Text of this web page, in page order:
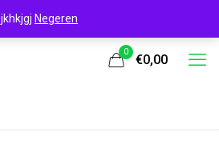
0
€0,00
jkhkjgj Negeren